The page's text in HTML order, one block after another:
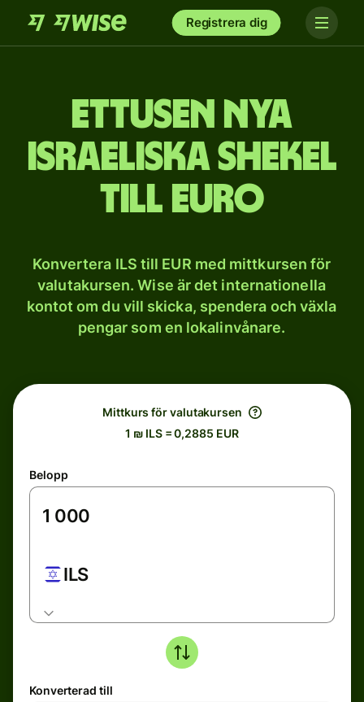
Registrera dig
et­tusen nya
israeliska shekel
till euro
Konvertera ILS till EUR med mittkursen för
valutakursen. Wise är det internationella
kontot om du vill skicka, spendera och växla
pengar som en lokalinvånare.
Mittkurs för valutakursen
1 ₪ ILS = 0,2885 EUR
Belopp
ILS
Konverterad till